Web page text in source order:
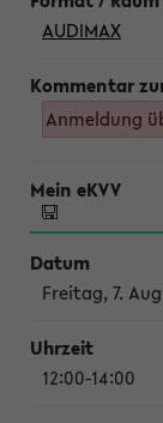
AUDIMAX
Anmeldung
Freitag, 7.
12:00-14:00